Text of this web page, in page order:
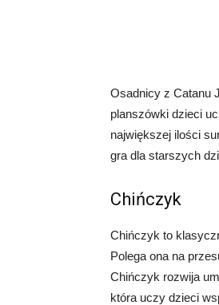
Osadnicy z Catanu
planszówki dzieci
największej ilości
gra dla starszych
Chińczyk
Chińczyk to
Polega ona na
Chińczyk rozwija
która uczy dzieci